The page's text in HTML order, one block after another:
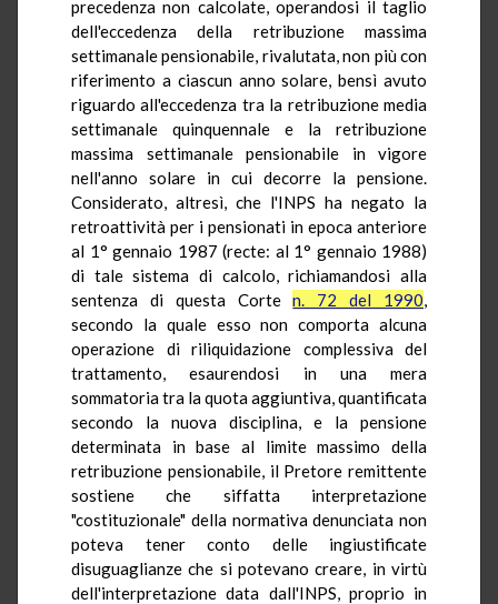
precedenza non calcolate, operandosi il taglio
dell'eccedenza della retribuzione massima
settimanale pensionabile, rivalutata, non più con
riferimento a ciascun anno solare, bensì avuto
riguardo all'eccedenza tra la retribuzione media
settimanale quinquennale e la retribuzione
massima settimanale pensionabile in vigore
nell'anno solare in cui decorre la pensione.
Considerato, altresì, che l'INPS ha negato la
retroattività per i pensionati in epoca anteriore
al 1° gennaio 1987 (recte: al 1° gennaio 1988)
di tale sistema di calcolo, richiamandosi alla
sentenza di questa Corten. 72 del 1990,
secondo la quale esso non comporta alcuna
operazione di riliquidazione complessiva del
trattamento, esaurendosi in una mera
sommatoria tra la quota aggiuntiva, quantificata
secondo la nuova disciplina, e la pensione
determinata in base al limite massimo della
retribuzione pensionabile, il Pretore remittente
sostiene che siffatta interpretazione
"costituzionale" della normativa denunciata non
poteva tener conto delle ingiustificate
disuguaglianze che si potevano creare, in virtù
dell'interpretazione data dall'INPS, proprio in